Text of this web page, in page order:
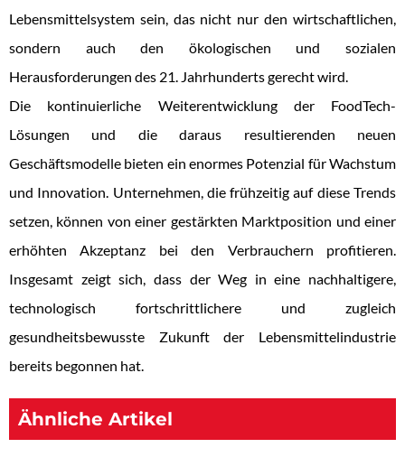
Lebensmittelsystem sein, das nicht nur den wirtschaftlichen,
sondern auch den ökologischen und sozialen
Herausforderungen des 21. Jahrhunderts gerecht wird.
Die kontinuierliche Weiterentwicklung der FoodTech-
Lösungen und die daraus resultierenden neuen
Geschäftsmodelle bieten ein enormes Potenzial für Wachstum
und Innovation. Unternehmen, die frühzeitig auf diese Trends
setzen, können von einer gestärkten Marktposition und einer
erhöhten Akzeptanz bei den Verbrauchern profitieren.
Insgesamt zeigt sich, dass der Weg in eine nachhaltigere,
technologisch fortschrittlichere und zugleich
gesundheitsbewusste Zukunft der Lebensmittelindustrie
bereits begonnen hat.
Ähnliche Artikel